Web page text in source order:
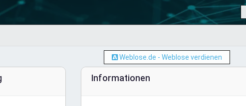
Weblose.de - Weblose verdienen
Informationen